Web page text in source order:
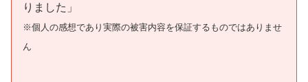
りました」
※個人の感想であり実際の被害内容を保証するものではありませ
ん